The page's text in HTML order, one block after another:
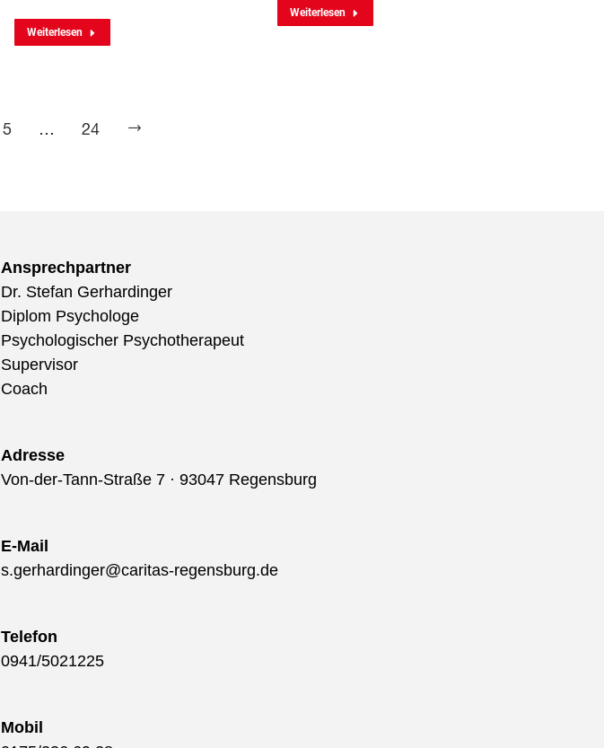
Weiterlesen
Weiterlesen
5 … 24
Ansprechpartner
Dr. Stefan Gerhardinger
Diplom Psychologe
Psychologischer Psychotherapeut
Supervisor
Coach
Adresse
Von-der-Tann-Straße 7 · 93047 Regensburg
E-Mail
s.gerhardinger@caritas-regensburg.de
Telefon
0941/5021225
Mobil